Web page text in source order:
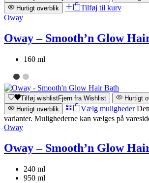
Hurtigt overblik
Tilføj til kurv
Oway
Oway – Smooth’n Glow
160 ml
Tilføj wishlistFjern fra Wishlist
Hurtigt
Hurtigt overblik
Vælg muligheder
varianter. Mulighederne kan vælges på
Oway
Oway – Smooth’n Glow
240 ml
950 ml